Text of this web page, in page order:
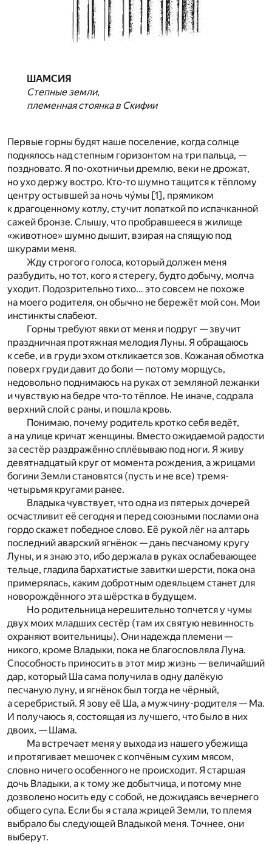
ШАМСИЯ
Степные земли,
племенная стоянка в Скифии
Первые горны будят наше поселение, когда солнце
поднялось над степным горизонтом на три пальца, —
поздновато. Я по-охотничьи дремлю, веки не дрожат,
но ухо держу востро. Кто-то шумно тащится к тёплому
центру остывшей за ночь чу́мы [1], прямиком
к драгоценному котлу, стучит лопаткой по испачканной
сажей бронзе. Слышу, что пробравшееся в жилище
«животное» шумно дышит, взирая на спящую под
шкурами меня.
Жду строгого голоса, который должен меня
разбудить, но тот, кого я стерегу, будто добычу, молча
уходит. Подозрительно тихо… это совсем не похоже
на моего родителя, он обычно не бережёт мой сон. Мои
инстинкты слабеют.
Горны требуют явки от меня и подруг — звучит
праздничная протяжная мелодия Луны. Я обращаюсь
к себе, и в груди эхом откликается зов. Кожаная обмотка
поверх груди давит до боли — потому морщусь,
недовольно поднимаюсь на руках от земляной лежанки
и чувствую на бедре что-то тёплое. Не иначе, содрала
верхний слой с раны, и пошла кровь.
Понимаю, почему родитель кротко себя ведёт,
а на улице кричат женщины. Вместо ожидаемой радости
за сестёр раздражённо сплёвываю под ноги. Я живу
девятнадцатый круг от момента рождения, а жрицами
богини Земли становятся (пусть и не все) тремя-
четырьмя кругами ранее.
Владыка чувствует, что одна из пятерых дочерей
осчастливит её сегодня и перед союзными послами она
гордо скажет победное слово. Её рукой лёг на алтарь
последний аварский ягнёнок — дань песчаному кругу
Луны, и я знаю это, ибо держала в руках ослабевающее
тельце, гладила бархатистые завитки шерсти, пока она
примерялась, каким добротным одеяльцем станет для
новорождённого эта шёрстка в будущем.
Но родительница нерешительно топчется у чумы
двух моих младших сестёр (там их святую невинность
охраняют воительницы). Они надежда племени —
никого, кроме Владыки, пока не благословляла Луна.
Способность приносить в этот мир жизнь — величайший
дар, который Ша сама получила в одну далёкую
песчаную луну, и ягнёнок был тогда не чёрный,
а серебристый. Я зову её Ша, а мужчину-родителя — Ма.
И получаюсь я, состоящая из лучшего, что было в них
двоих, — Шама.
Ма встречает меня у выхода из нашего убежища
и протягивает мешочек с копчёным сухим мясом,
словно ничего особенного не происходит. Я старшая
дочь Владыки, а к тому же добытчица, и потому мне
дозволено носить еду с собой, не дожидаясь вечернего
общего супа. Если бы я стала жрицей Земли, то племя
выбрало бы следующей Владыкой меня. Точнее, они
выберут.